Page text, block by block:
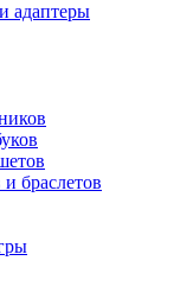
адаптеры
браслетов